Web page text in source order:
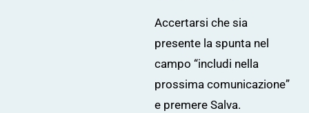
Accertarsi che sia
presente la spunta nel
campo “includi nella
prossima comunicazione”
e premere Salva.